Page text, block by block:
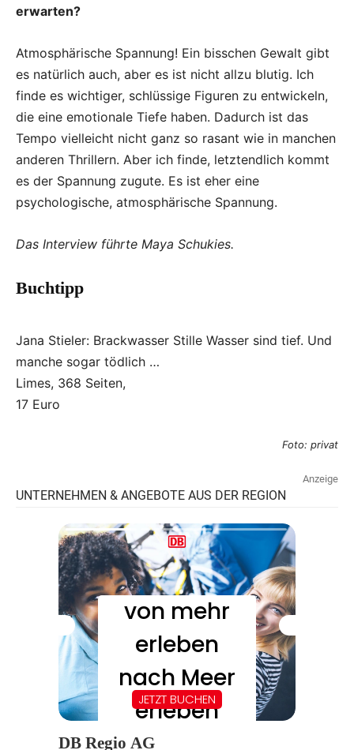
erwarten?
Atmosphärische Spannung! Ein bisschen Gewalt gibt
es natürlich auch, aber es ist nicht allzu blutig. Ich
finde es wichtiger, schlüssige Figuren zu entwickeln,
die eine emotionale Tiefe haben. Dadurch ist das
Tempo vielleicht nicht ganz so rasant wie in manchen
anderen Thrillern. Aber ich finde, letztendlich kommt
es der Spannung zugute. Es ist eher eine
psychologische, atmosphärische Spannung.
Das Interview führte Maya Schukies.
Buchtipp
Jana Stieler: Brackwasser Stille Wasser sind tief. Und
manche sogar tödlich …
Limes, 368 Seiten,
17 Euro
Foto: privat